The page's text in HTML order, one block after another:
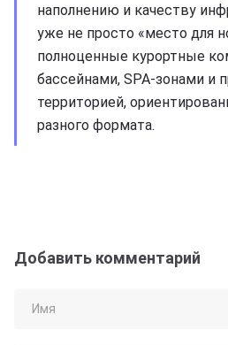
наполнению и качеству
уже не просто «место для
полноценные курортные
бассейнами, SPA-зонами и
территорией,
разного формата.
Добавить комментарий